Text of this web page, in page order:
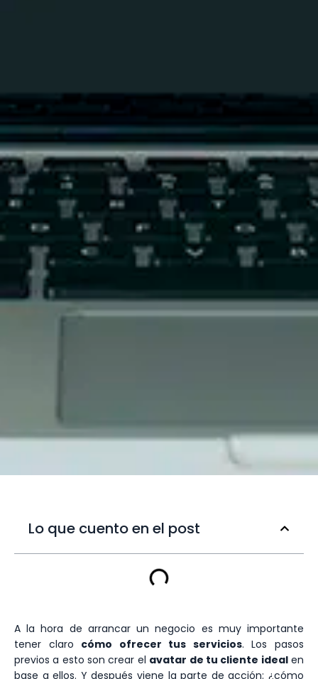
Lo que cuento en el post
A la hora de arrancar un negocio es muy importante
tener claro cómo ofrecer tus servicios. Los pasos
previos a esto son crear el avatar de tu cliente idealen
base a ellos. Y después viene la parte de acción: ¿cómo